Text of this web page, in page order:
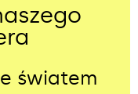
światem